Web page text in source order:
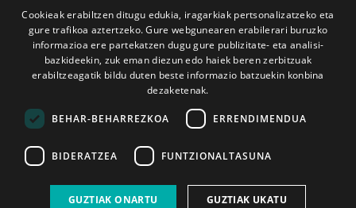
2026ko eka. 1a 2026ko mar. 1a
Cookieak erabiltzen ditugu edukia, iragarkiak pertsonalizatzeko eta
gure trafikoa aztertzeko. Gure webgunearen erabilerari buruzko
informazioa ere partekatzen dugu gure publizitate- eta analisi-
bazkideekin, zuk eman diezun edo haiek beren zerbitzuak
erabiltzeagatik bildu duten beste informazio batzuekin konbina
dezaketenak.
BEHAR-BEHARREZKOA ERRENDIMENDUA
BIDERATZEA FUNTZIONALTASUNA
GUZTIAK ONARTU GUZTIAK UKATU